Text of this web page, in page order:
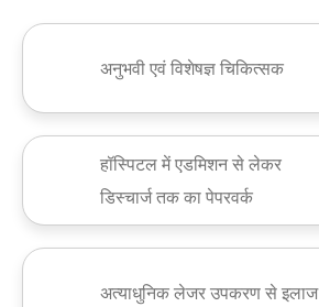
अनुभवी एवं विशेषज्ञ चिकित्सक
हॉस्पिटल में एडमिशन से लेकर
डिस्चार्ज तक का पेपरवर्क
अत्याधुनिक लेजर उपकरण से इलाज